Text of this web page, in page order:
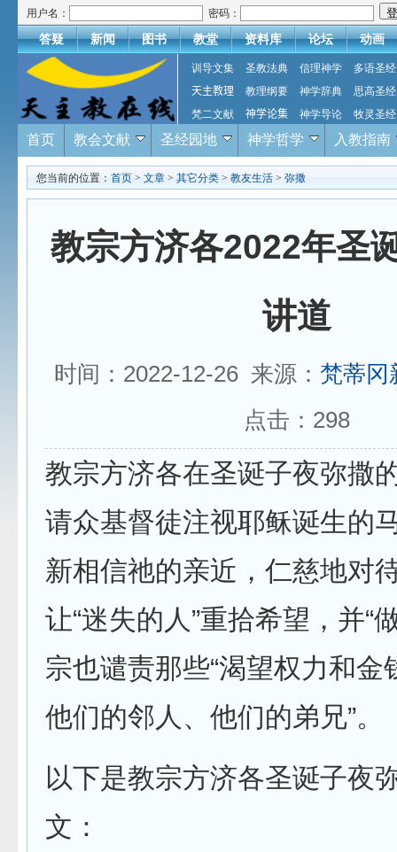
用户名： 密码：
答疑 新闻 图书 教堂 资料库 论坛 动画
训导文集 圣教法典 信理神学
多语圣经
天主教理
教理纲要 神学辞典
思高圣经
梵二文献
神学论集 神学导论 牧灵圣经
首页 教会文献 圣经园地 神学哲学 入教指南
您当前的位置： 首页 > 文章 > 其它分类 > 教友生活 > 弥撒
教宗方济各2022年圣
讲道
时间：2022-12-26 来源： 梵蒂冈
点击： 298
教宗方济各在圣诞子夜弥撒
请众基督徒注视耶稣诞生的
新相信祂的亲近，仁慈地对
让“迷失的人”重拾希望，并“
宗也谴责那些“渴望权力和金
他们的邻人、他们的弟兄”。
以下是教宗方济各圣诞子夜
文：